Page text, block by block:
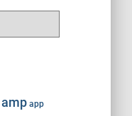
amp app